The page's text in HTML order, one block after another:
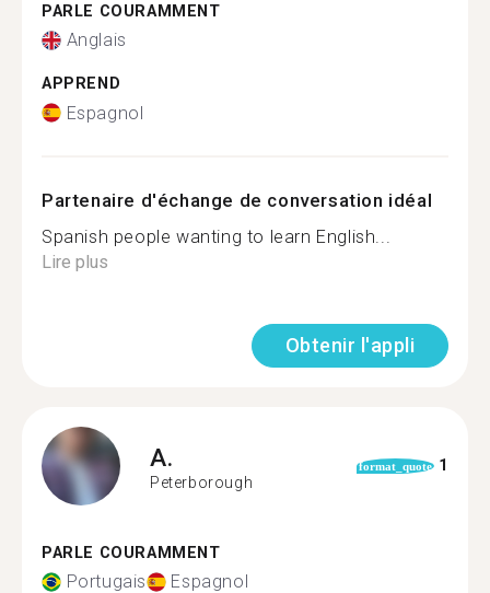
PARLE COURAMMENT
Anglais
APPREND
Espagnol
Partenaire d'échange de conversation idéal
Spanish people wanting to learn English...
Lire plus
Obtenir l'appli
A.
Peterborough
format_quote 1
PARLE COURAMMENT
Portugais Espagnol